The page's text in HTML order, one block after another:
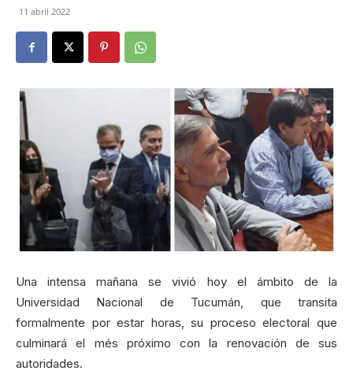
11 abril 2022
Una intensa mañana se vivió hoy el ámbito de la
Universidad Nacional de Tucumán, que transita
formalmente por estar horas, su proceso electoral que
culminará el més próximo con la renovación de sus
autoridades.